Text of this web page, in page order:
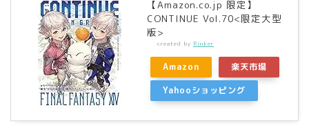
【Amazon.co.jp 限定】
CONTINUE Vol.70<限定大型
版>
created by Rinker
Amazon
楽天市場
Yahooショッピング